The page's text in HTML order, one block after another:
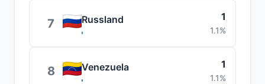
7 Russland 1
1.1%
8 Venezuela 1
1.1%